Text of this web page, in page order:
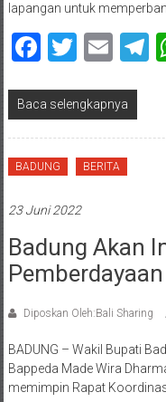
lapangan untuk
Facebook
Twitter
Baca selengkapnya
BADUNG BERITA
23 Juni 2022
Badung Akan
Diposkan Oleh:Bali Sharing
BADUNG – Wakil Bupati
Bappeda Made Wira
memimpin Rapat